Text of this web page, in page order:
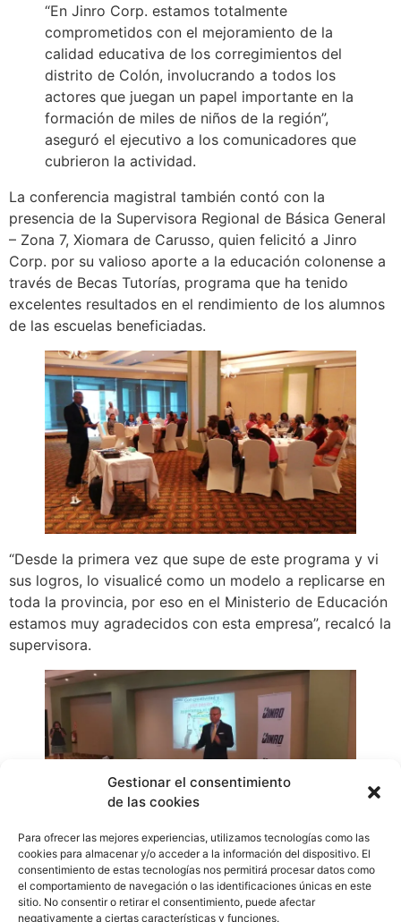
Gestionar el consentimiento
de las cookies
Para ofrecer las mejores experiencias, utilizamos tecnologías como las
cookies para almacenar y/o acceder a la información del dispositivo. El
consentimiento de estas tecnologías nos permitirá procesar datos como
el comportamiento de navegación o las identificaciones únicas en este
sitio. No consentir o retirar el consentimiento, puede afectar
negativamente a ciertas características y funciones.
“En Jinro Corp. estamos totalmente
comprometidos con el mejoramiento de la
calidad educativa de los corregimientos del
distrito de Colón, involucrando a todos los
actores que juegan un papel importante en la
formación de miles de niños de la región”,
aseguró el ejecutivo a los comunicadores que
cubrieron la actividad.
La conferencia magistral también contó con la
presencia de la Supervisora Regional de Básica General
– Zona 7, Xiomara de Carusso, quien felicitó a Jinro
Corp. por su valioso aporte a la educación colonense a
través de Becas Tutorías, programa que ha tenido
excelentes resultados en el rendimiento de los alumnos
de las escuelas beneficiadas.
“Desde la primera vez que supe de este programa y vi
sus logros, lo visualicé como un modelo a replicarse en
toda la provincia, por eso en el Ministerio de Educación
estamos muy agradecidos con esta empresa”, recalcó la
supervisora.
Becas Tutorías se desarrolla con una metodología de
atención de alumno tutor (de V y VI grados) hacia
alumno tutorado (en grados inferiores), ofreciendo tres
horas semanales de sesiones de reforzamiento, bajo la